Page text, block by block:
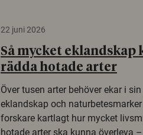
22 juni 2026
Så mycket eklandskap
rädda hotade arter
Över tusen arter behöver ekar i
eklandskap och
forskare kartlagt hur mycket
hotade arter ska kunna överleva